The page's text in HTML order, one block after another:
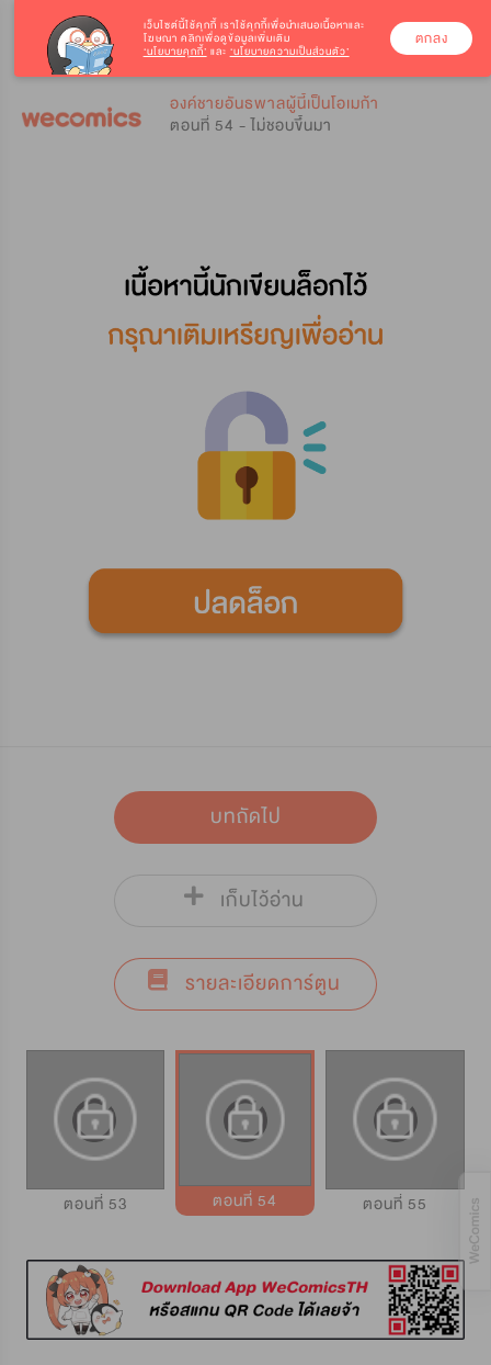
องค์ชายอันธพาลผู้นี้เป็นโอเมก้า
ตอนที่ 54 - ไม่ชอบขึ้นมา
บทถัดไป
เก็บไว้อ่าน
รายละเอียดการ์ตูน
ตอนที่ 53 ตอนที่ 54 ตอนที่ 55
เว็บไซต์นี้ใช้คุกกี้ เราใช้คุกกี้เพื่อนำเสนอเนื้อหาและ
โฆษณา คลิกเพื่อดูข้อมูลเพิ่มเติม
‘นโยบายคุกกี้’ และ ‘นโยบายความเป็นส่วนตัว’
ตกลง